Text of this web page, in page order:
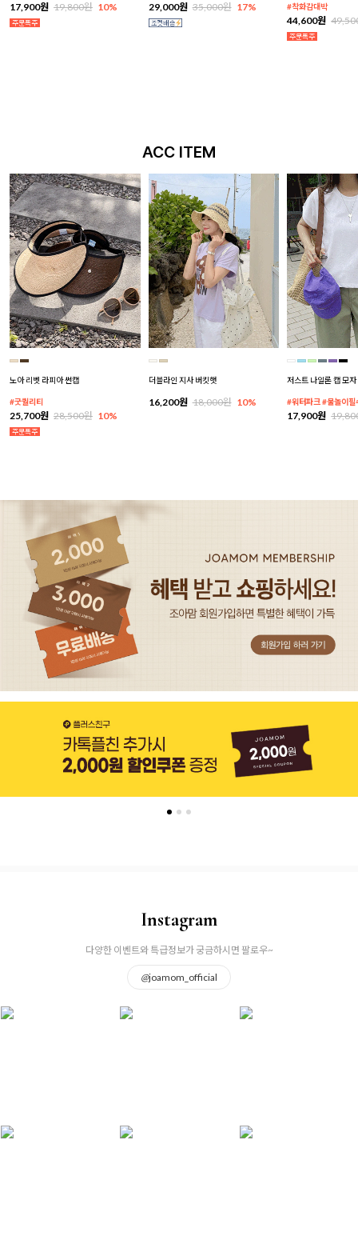
17,900원 19,800원 10% 29,000원 35,000원 17% #착화감대박
44,600원
ACC ITEM
노아 리벳 라피아 썬캡
#굿퀄리티
25,700원 28,500원 10%
더블라인 지사 버킷햇
16,200원 18,000원 10%
저스트 나일론 캡 모자
#워터파크 #물놀이필
17,900원
Instagram
다양한 이벤트와 특급정보가 궁금하시면 팔로우~
@joamom_official